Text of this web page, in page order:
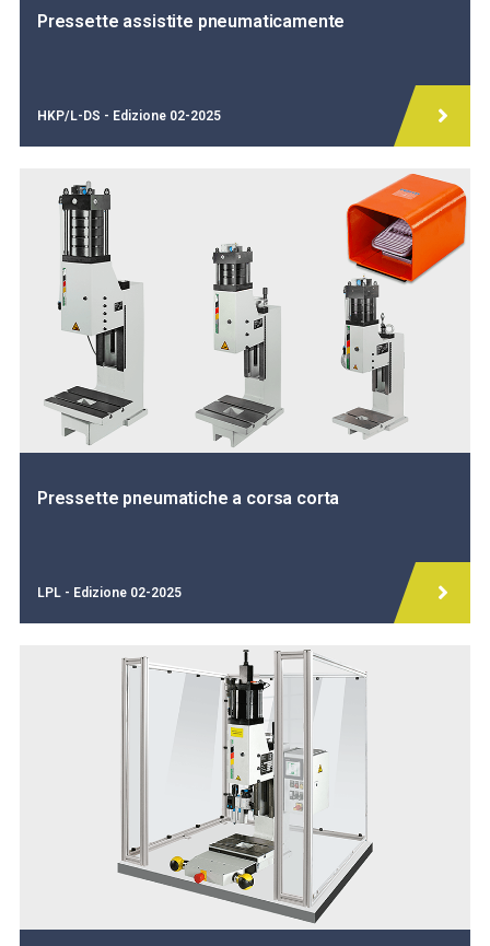
Pressette assistite pneumaticamente
HKP/L-DS - Edizione 02-2025
Pressette pneumatiche a corsa corta
LPL - Edizione 02-2025